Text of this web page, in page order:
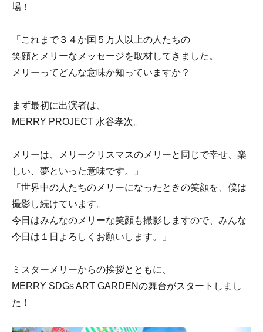
場！
「これまで３４か国５万人以上の人たちの
笑顔とメリーなメッセージを取材してきました。
メリーってどんな意味か知っていますか？
まず最初に出演者は、
MERRY PROJECT 水谷孝次。
メリーは、メリークリスマスのメリーと同じで幸せ、楽
しい、夢といった意味です。」
「世界中の人たちのメリーになったときの笑顔を、僕は
撮影し続けています。
今日はみんなのメリーな笑顔も撮影しますので、みんな
今日は１日よろしくお願いします。」
ミスターメリーからの挨拶とともに、
MERRY SDGs ART GARDENの舞台がスタートしまし
た！